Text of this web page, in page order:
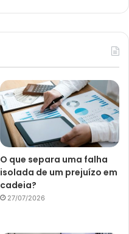
O que separa uma falha
isolada de um prejuízo em
cadeia?
27/07/2026